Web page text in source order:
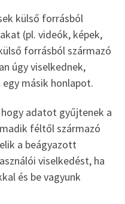
külső forrásból
(pl. videók, képek,
forrásból származó
úgy viselkednek,
másik honlapot.
hogy adatot gyűjtenek a
féltől származó
a beágyazott
viselkedést, ha
és be vagyunk